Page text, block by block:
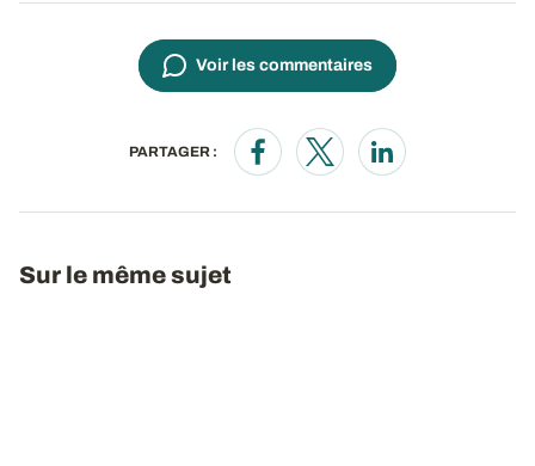
Voir les commentaires
PARTAGER :
Opens in a new window
Opens in a new window
Opens in a new
Sur le même sujet